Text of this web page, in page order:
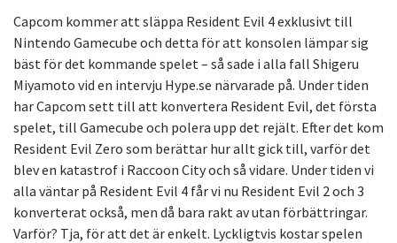
Capcom kommer att släppa Resident Evil 4 exklusivt till
Nintendo Gamecube och detta för att konsolen lämpar sig
bäst för det kommande spelet – så sade i alla fall Shigeru
Miyamoto vid en intervju Hype.se närvarade på. Under tiden
har Capcom sett till att konvertera Resident Evil, det första
spelet, till Gamecube och polera upp det rejält. Efter det kom
Resident Evil Zero som berättar hur allt gick till, varför det
blev en katastrof i Raccoon City och så vidare. Under tiden vi
alla väntar på Resident Evil 4 får vi nu Resident Evil 2 och 3
konverterat också, men då bara rakt av utan förbättringar.
Varför? Tja, för att det är enkelt. Lyckligtvis kostar spelen